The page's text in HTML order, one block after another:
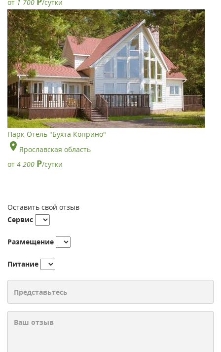
от 1 700 /сутки
Парк-Отель "Бухта Коприно"
Ярославская область
от 4 200 Р/сутки
Оставить свой отзыв
Сервис
Размещение
Питание